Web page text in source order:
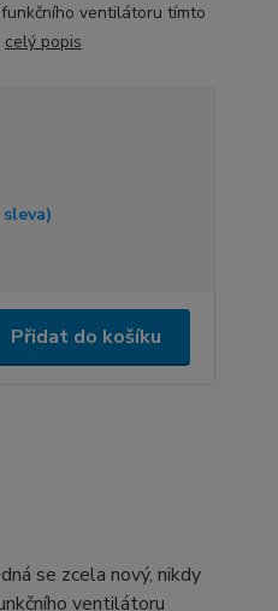
ventilátoru tímto
celý popis
Přidat do košíku
se zcela nový, nikdy
ventilátoru